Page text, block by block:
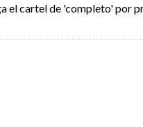
el cartel de 'completo' por